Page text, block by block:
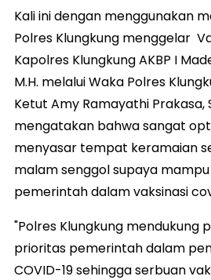
Kali ini dengan menggunakan
Polres Klungkung menggelar
Kapolres Klungkung AKBP I
M.H. melalui Waka Polres
Ketut Amy Ramayathi Prakasa,
mengatakan bahwa sangat
menyasar tempat keramaian
malam senggol supaya
pemerintah dalam vaksinasi
"Polres Klungkung mendukung
prioritas pemerintah dalam
COVID-19 sehingga serbuan